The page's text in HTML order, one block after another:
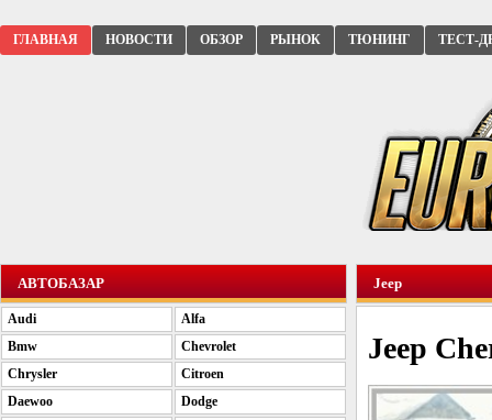
ГЛАВНАЯ НОВОСТИ ОБЗОР РЫНОК ТЮНИНГ ТЕСТ-
Jeep
Jeep
АВТОБАЗАР
Audi
Alfa
Bmw
Chevrolet
Chrysler
Citroen
Daewoo
Dodge